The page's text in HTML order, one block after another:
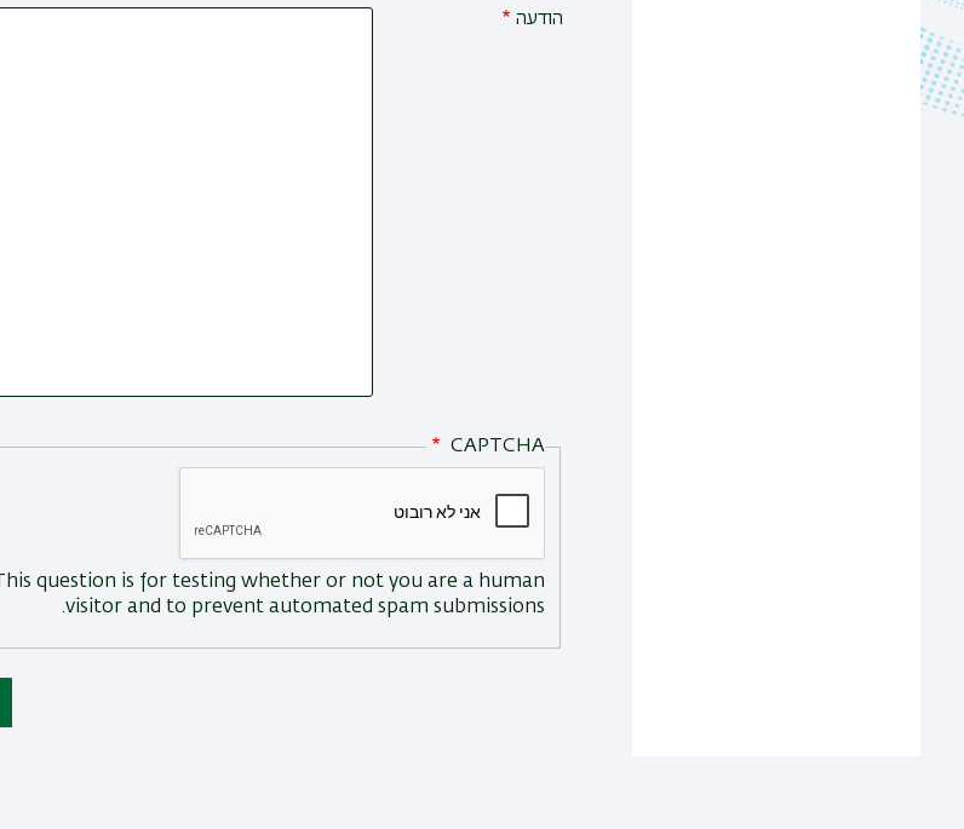
הודעה
CAPTCHA
This question is for testing whether or not you are a human
visitor and to prevent automated spam submissions.